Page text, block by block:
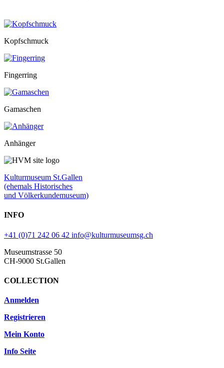
Kopfschmuck
Fingerring
Gamaschen
Anhänger
Kulturmuseum St.Gallen
(ehemals Historisches
und Völkerkundemuseum)
INFO
+41 (0)71 242 06 42 info@kulturmuseumsg.ch
Museumstrasse 50
CH-9000 St.Gallen
COLLECTION
Anmelden
Registrieren
Mein Konto
Info Seite